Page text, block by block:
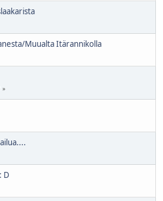
Muualta Itärannikolla
D